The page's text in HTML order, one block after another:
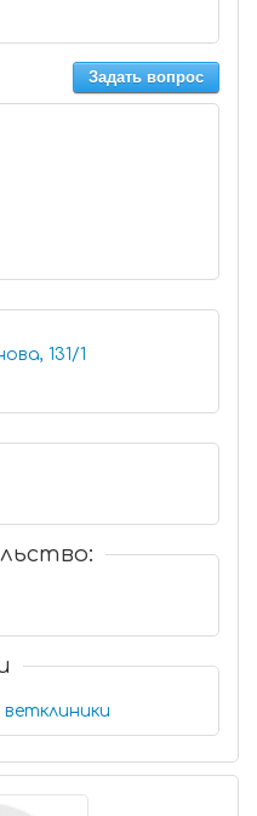
Задать вопрос
131/1
ветклиники